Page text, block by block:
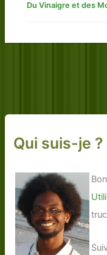
Du Vinaigre et des
Qui suis-je ?